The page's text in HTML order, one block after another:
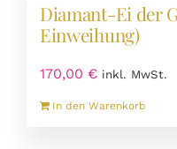
Diamant-Ei der
Einweihung)
170,00 € inkl. MwSt.
In den Warenkorb